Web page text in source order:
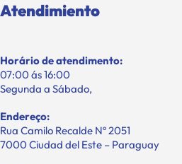
Atendimiento
Horário de atendimento:
07:00 ás 16:00
Segunda a Sábado,
Endereço:
Rua Camilo Recalde Nº 2051
7000 Ciudad del Este – Paraguay